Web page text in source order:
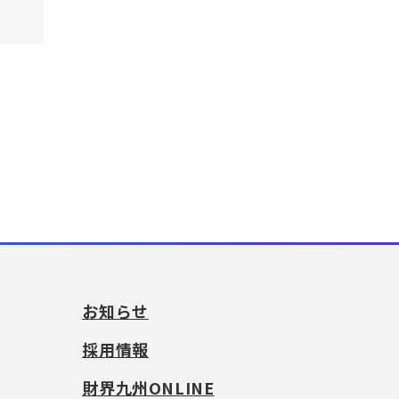
お知らせ
採用情報
財界九州ONLINE